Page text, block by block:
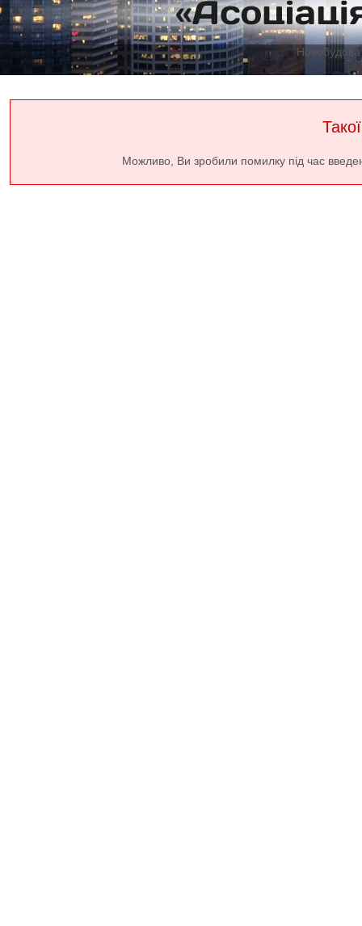
Можливо, Ви зробили помилку під час